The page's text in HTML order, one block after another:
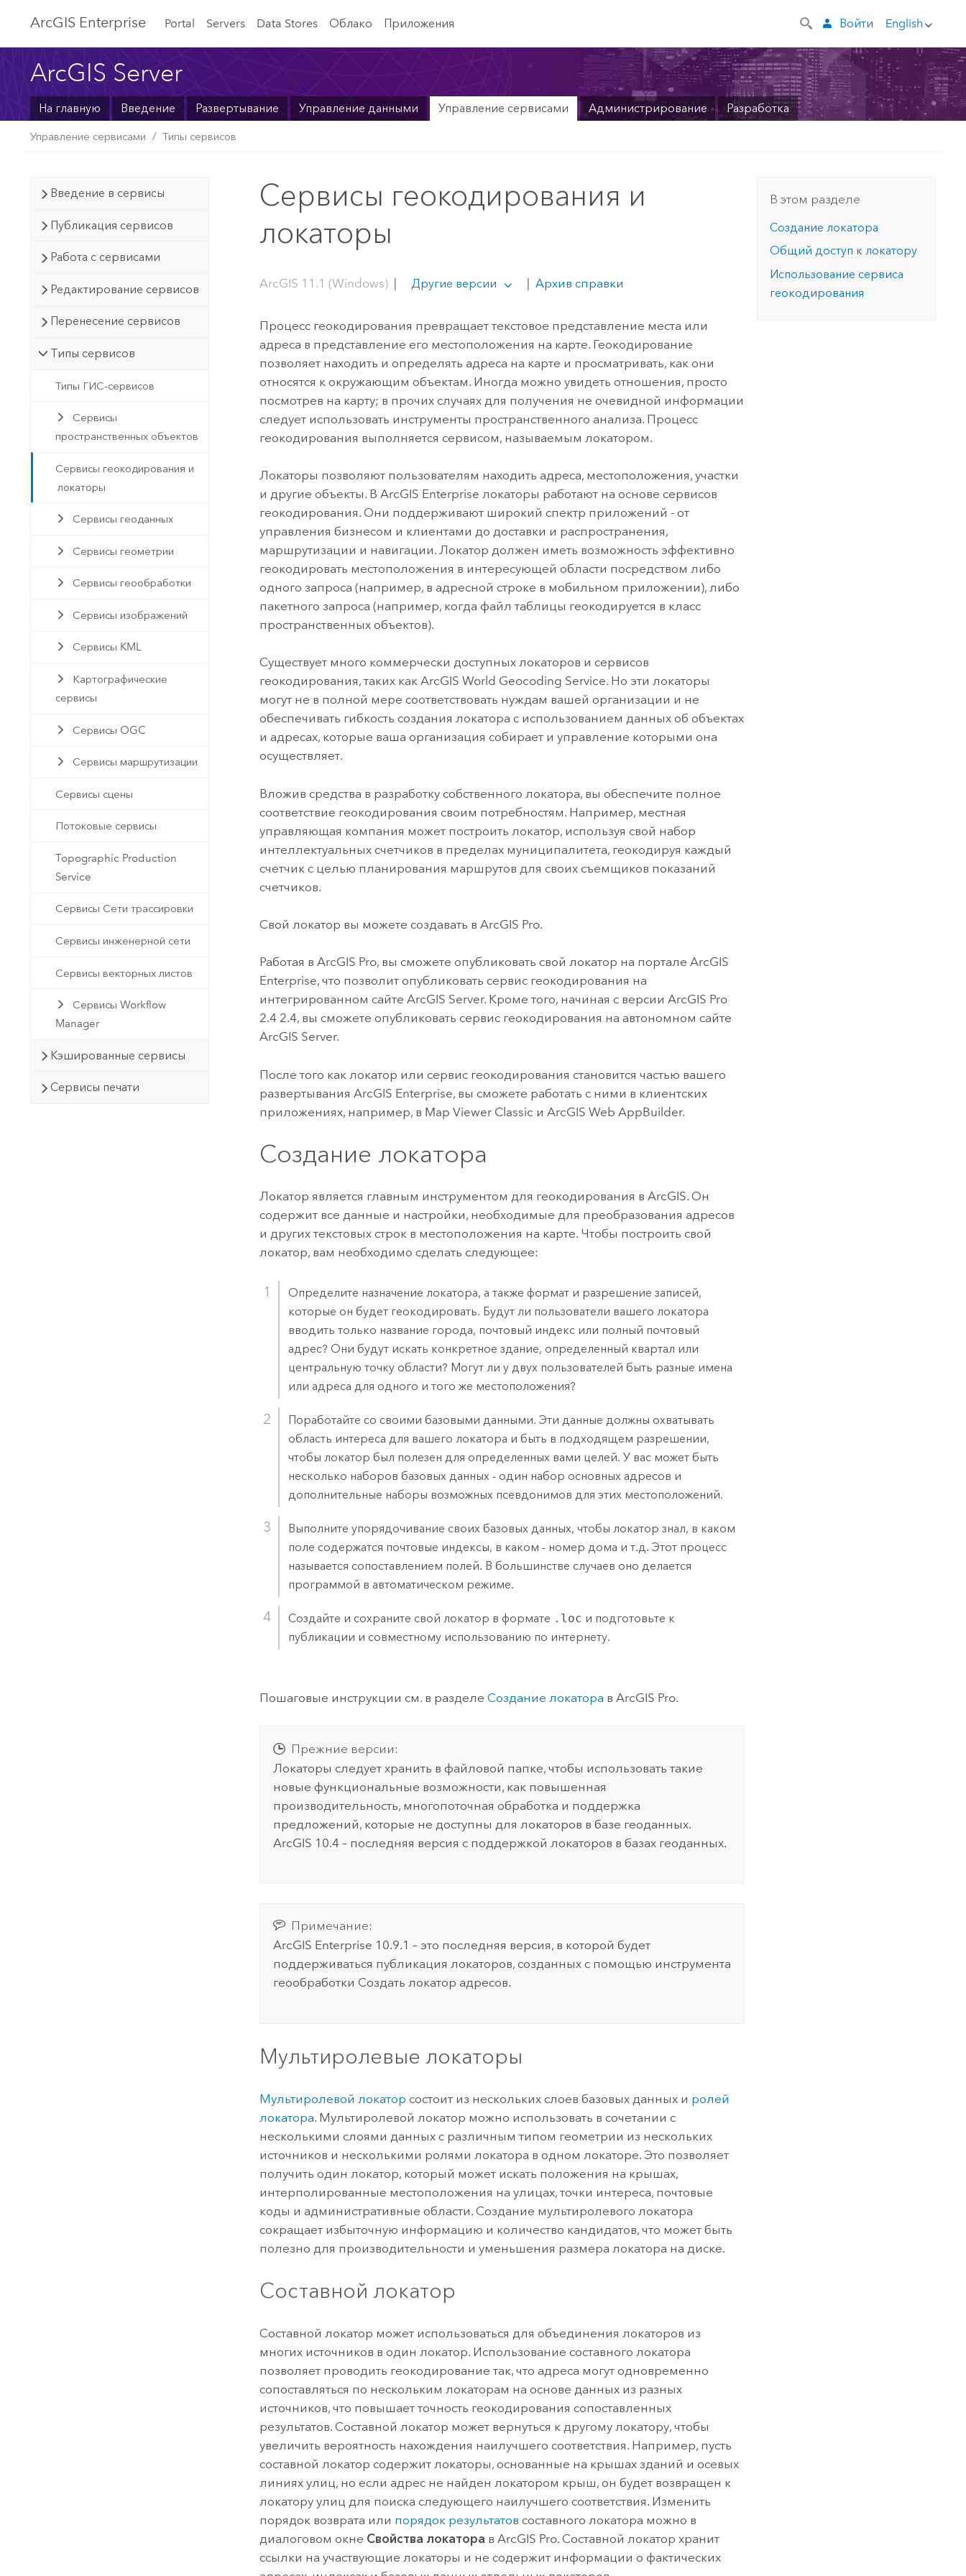
ArcGIS Enterprise Portal Servers Data Stores Облако Приложения English
Войти
ArcGIS Server
На главную Введение Развертывание Управление данными Управление сервисами Администрирование Разработка
Управление сервисами Типы сервисов
Введение в сервисы
Публикация сервисов
Работа с сервисами
Редактирование сервисов
Перенесение сервисов
Типы сервисов
Типы ГИС-сервисов
Сервисы
пространственных объектов
Сервисы геокодирования и
локаторы
Сервисы геоданных
Сервисы геометрии
Сервисы геообработки
Сервисы изображений
Сервисы KML
Картографические
сервисы
Сервисы OGC
Сервисы маршрутизации
Сервисы сцены
Потоковые сервисы
Topographic Production
Service
Сервисы Сети трассировки
Сервисы инженерной сети
Сервисы векторных листов
Сервисы Workflow
Manager
Кэшированные сервисы
Сервисы печати
Сервисы геокодирования и
локаторы
ArcGIS 11.1 (Windows) | Другие версии | Архив справки
Процесс геокодирования превращает текстовое представление места или
адреса в представление его местоположения на карте. Геокодирование
позволяет находить и определять адреса на карте и просматривать, как они
относятся к окружающим объектам. Иногда можно увидеть отношения, просто
посмотрев на карту; в прочих случаях для получения не очевидной информации
следует использовать инструменты пространственного анализа. Процесс
геокодирования выполняется сервисом, называемым локатором.
Локаторы позволяют пользователям находить адреса, местоположения, участки
и другие объекты. ВArcGIS Enterprise локаторы работают на основе сервисов
геокодирования. Они поддерживают широкий спектр приложений - от
управления бизнесом и клиентами до доставки и распространения,
маршрутизации и навигации. Локатор должен иметь возможность эффективно
геокодировать местоположения в интересующей области посредством либо
одного запроса (например, в адресной строке в мобильном приложении), либо
пакетного запроса (например, когда файл таблицы геокодируется в класс
пространственных объектов).
Существует много коммерчески доступных локаторов и сервисов
геокодирования, таких какArcGIS World Geocoding Service. Но эти локаторы
могут не в полной мере соответствовать нуждам вашей организации и не
обеспечивать гибкость создания локатора с использованием данных об объектах
и адресах, которые ваша организация собирает и управление которыми она
осуществляет.
Вложив средства в разработку собственного локатора, вы обеспечите полное
соответствие геокодирования своим потребностям. Например, местная
управляющая компания может построить локатор, используя свой набор
интеллектуальных счетчиков в пределах муниципалитета, геокодируя каждый
счетчик с целью планирования маршрутов для своих съемщиков показаний
счетчиков.
Свой локатор вы можете создавать вArcGIS Pro.
Работая вArcGIS Pro, вы сможете опубликовать свой локатор на порталеArcGIS
Enterprise, что позволит опубликовать сервис геокодирования на
интегрированном сайтеArcGIS Server. Кроме того, начиная с версииArcGIS Pro
2.4 2.4, вы сможете опубликовать сервис геокодирования на автономном сайте
ArcGIS Server.
После того как локатор или сервис геокодирования становится частью вашего
развертыванияArcGIS Enterprise, вы сможете работать с ними в клиентских
приложениях, например, в Map Viewer Classic иArcGIS Web AppBuilder.
Создание локатора
Локатор является главным инструментом для геокодирования в ArcGIS. Он
содержит все данные и настройки, необходимые для преобразования адресов
и других текстовых строк в местоположения на карте. Чтобы построить свой
локатор, вам необходимо сделать следующее:
Определите назначение локатора, а также формат и разрешение записей,
которые он будет геокодировать. Будут ли пользователи вашего локатора
вводить только название города, почтовый индекс или полный почтовый
адрес? Они будут искать конкретное здание, определенный квартал или
центральную точку области? Могут ли у двух пользователей быть разные имена
или адреса для одного и того же местоположения?
Поработайте со своими базовыми данными. Эти данные должны охватывать
область интереса для вашего локатора и быть в подходящем разрешении,
чтобы локатор был полезен для определенных вами целей. У вас может быть
несколько наборов базовых данных - один набор основных адресов и
дополнительные наборы возможных псевдонимов для этих местоположений.
Выполните упорядочивание своих базовых данных, чтобы локатор знал, в каком
поле содержатся почтовые индексы, в каком - номер дома и т.д. Этот процесс
называется сопоставлением полей. В большинстве случаев оно делается
программой в автоматическом режиме.
Создайте и сохраните свой локатор в формате .loc и подготовьте к
публикации и совместному использованию по интернету.
Пошаговые инструкции см. в разделеСоздание локатора вArcGIS Pro.
Прежние версии:
Локаторы следует хранить в файловой папке, чтобы использовать такие
новые функциональные возможности, как повышенная
производительность, многопоточная обработка и поддержка
предложений, которые не доступны для локаторов в базе геоданных.
ArcGIS 10.4 – последняя версия с поддержкой локаторов в базах геоданных.
Примечание:
ArcGIS Enterprise 10.9.1 – это последняя версия, в которой будет
поддерживаться публикация локаторов, созданных с помощью инструмента
геообработки Создать локатор адресов.
Мультиролевые локаторы
Мультиролевой локатор состоит из нескольких слоев базовых данных и ролей
локатора. Мультиролевой локатор можно использовать в сочетании с
несколькими слоями данных с различным типом геометрии из нескольких
источников и несколькими ролями локатора в одном локаторе. Это позволяет
получить один локатор, который может искать положения на крышах,
интерполированные местоположения на улицах, точки интереса, почтовые
коды и административные области. Создание мультиролевого локатора
сокращает избыточную информацию и количество кандидатов, что может быть
полезно для производительности и уменьшения размера локатора на диске.
Составной локатор
Составной локатор может использоваться для объединения локаторов из
многих источников в один локатор. Использование составного локатора
позволяет проводить геокодирование так, что адреса могут одновременно
сопоставляться по нескольким локаторам на основе данных из разных
источников, что повышает точность геокодирования сопоставленных
результатов. Составной локатор может вернуться к другому локатору, чтобы
увеличить вероятность нахождения наилучшего соответствия. Например, пусть
составной локатор содержит локаторы, основанные на крышах зданий и осевых
линиях улиц, но если адрес не найден локатором крыш, он будет возвращен к
локатору улиц для поиска следующего наилучшего соответствия. Изменить
порядок возврата или порядок результатов составного локатора можно в
диалоговом окне Свойства локатора вArcGIS Pro. Составной локатор хранит
ссылки на участвующие локаторы и не содержит информации о фактических
В этом разделе
Создание локатора
Общий доступ к локатору
Использование сервиса
геокодирования